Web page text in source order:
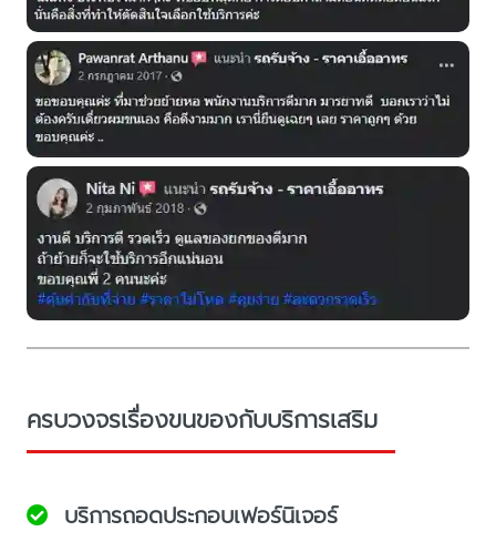
ครบวงจรเรื่องขนของกับบริการเสริม
บริการถอดประกอบเฟอร์นิเจอร์